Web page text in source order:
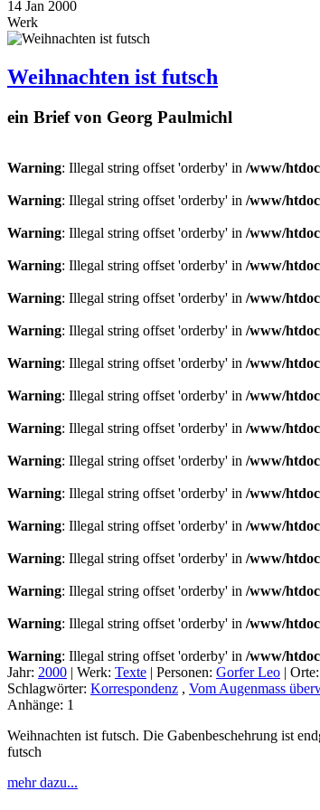
14 Jan 2000
Werk
Weihnachten ist futsch
ein Brief von Georg Paulmichl
Warning: Illegal string offset 'orderby' in /www/
Warning: Illegal string offset 'orderby' in /www/
Warning: Illegal string offset 'orderby' in /www/
Warning: Illegal string offset 'orderby' in /www/
Warning: Illegal string offset 'orderby' in /www/
Warning: Illegal string offset 'orderby' in /www/
Warning: Illegal string offset 'orderby' in /www/
Warning: Illegal string offset 'orderby' in /www/
Warning: Illegal string offset 'orderby' in /www/
Warning: Illegal string offset 'orderby' in /www/
Warning: Illegal string offset 'orderby' in /www/
Warning: Illegal string offset 'orderby' in /www/
Warning: Illegal string offset 'orderby' in /www/
Warning: Illegal string offset 'orderby' in /www/
Warning: Illegal string offset 'orderby' in /www/
Warning: Illegal string offset 'orderby' in /www/
Jahr: 2000 | Werk: Texte | Personen: Gorfer Leo | Orte:
Schlagwörter: Korrespondenz , Vom Augenmass
Anhänge: 1
Weihnachten ist futsch. Die Gabenbeschehrung ist
futsch
mehr dazu...